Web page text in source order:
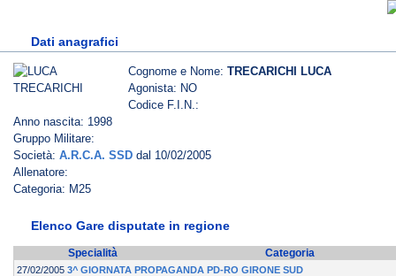
Dati anagrafici
Cognome e Nome: TRECARICHI LUCA
Agonista: NO
Codice F.I.N.:
Anno nascita: 1998
Gruppo Militare:
Società: A.R.C.A. SSD dal 10/02/2005
Allenatore:
Categoria: M25
Elenco Gare disputate in regione
Specialità Categoria
27/02/2005 3^ GIORNATA PROPAGANDA PD-RO GIRONE SUD